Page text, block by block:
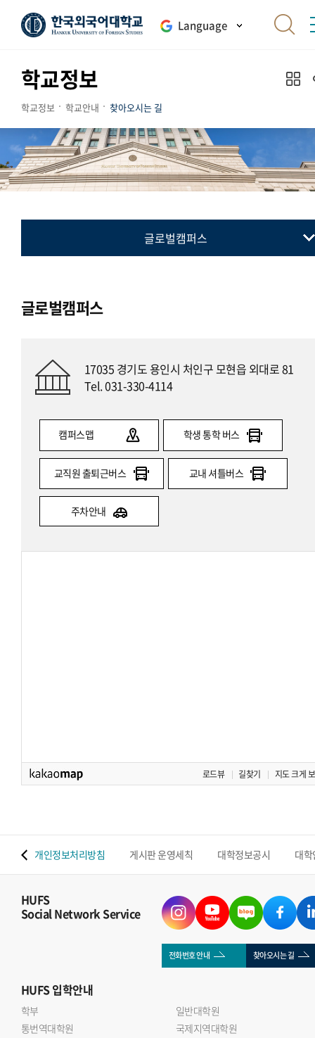
Language
학교정보
학교정보 학교안내 찾아오시는 길
글로벌캠퍼스
글로벌캠퍼스
17035 경기도 용인시 처인구 모현읍 외대로 81
Tel. 031-330-4114
캠퍼스맵 학생 통학 버스
교직원 출퇴근버스 교내 셔틀버스
주차안내
로드뷰 길찾기 지도 크게
개인정보처리방침 게시판 운영세칙 대학정보공시 대
HUFS
Social Network Service
전화번호 안내 찾아오시는 길
HUFS입학안내
학부
일반대학원
통번역대학원
국제지역대학원